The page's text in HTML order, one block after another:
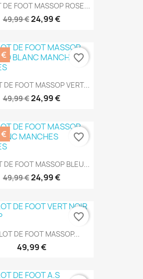
DE FOOT MASSOP ROSE...
49,99 €24,99 €
DE FOOT MASSOP VERT...
49,99 €24,99 €
favorite_border
DE FOOT MASSOP BLEU...
49,99 €24,99 €
favorite_border
DE FOOT MASSOP...
49,99 €
favorite_border